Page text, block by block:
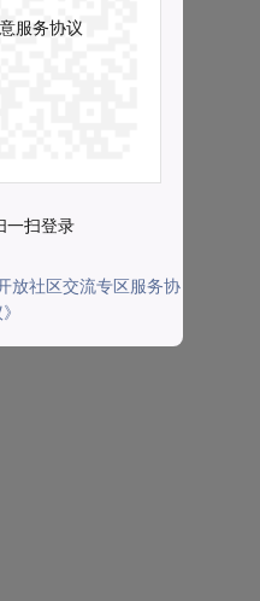
服务协议
一扫登录
放社区交流专区服务协